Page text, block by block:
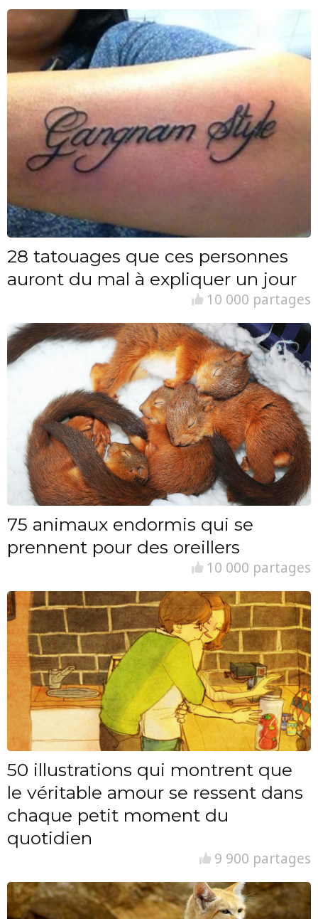
28 tatouages que ces personnes
auront du mal à expliquer un jour
10 000 partages
75 animaux endormis qui se
prennent pour des oreillers
10 000 partages
50 illustrations qui montrent que
le véritable amour se ressent dans
chaque petit moment du
quotidien
9 900 partages